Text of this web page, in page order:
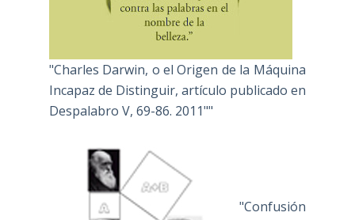
"Charles Darwin, o el Origen de la Máquina
Incapaz de Distinguir, artículo publicado en
Despalabro V, 69-86. 2011""
"Confusión